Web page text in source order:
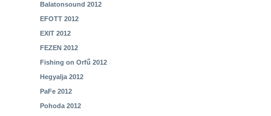
Balatonsound 2012
EFOTT 2012
EXIT 2012
FEZEN 2012
Fishing on Orfű 2012
Hegyalja 2012
PaFe 2012
Pohoda 2012